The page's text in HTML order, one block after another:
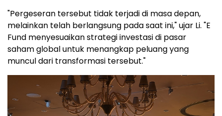
"Pergeseran tersebut tidak terjadi di masa depan,
melainkan telah berlangsung pada saat ini," ujar Li. "E
Fund menyesuaikan strategi investasi di pasar
saham global untuk menangkap peluang yang
muncul dari transformasi tersebut."